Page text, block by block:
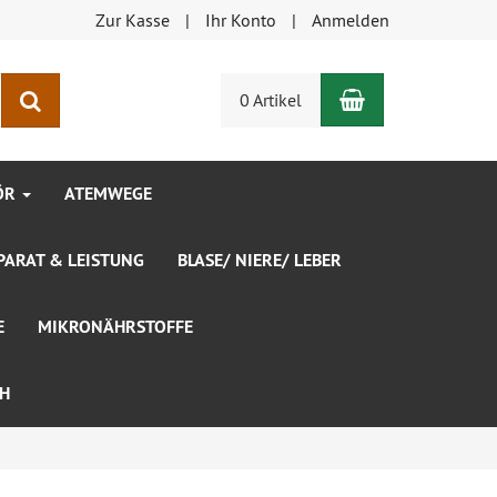
Zur Kasse Ihr Konto Anmelden
0 Artikel Warenkorb
ATEMWEGE
& LEISTUNG BLASE/ NIERE/ LEBER
MIKRONÄHRSTOFFE